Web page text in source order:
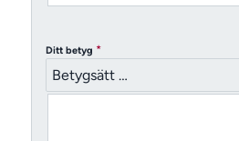
Ditt betyg *